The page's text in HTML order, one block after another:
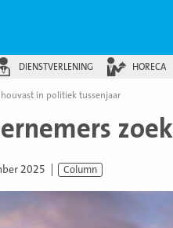
DIENSTVERLENING HORECA
in politiek tussenjaar
2025 Column